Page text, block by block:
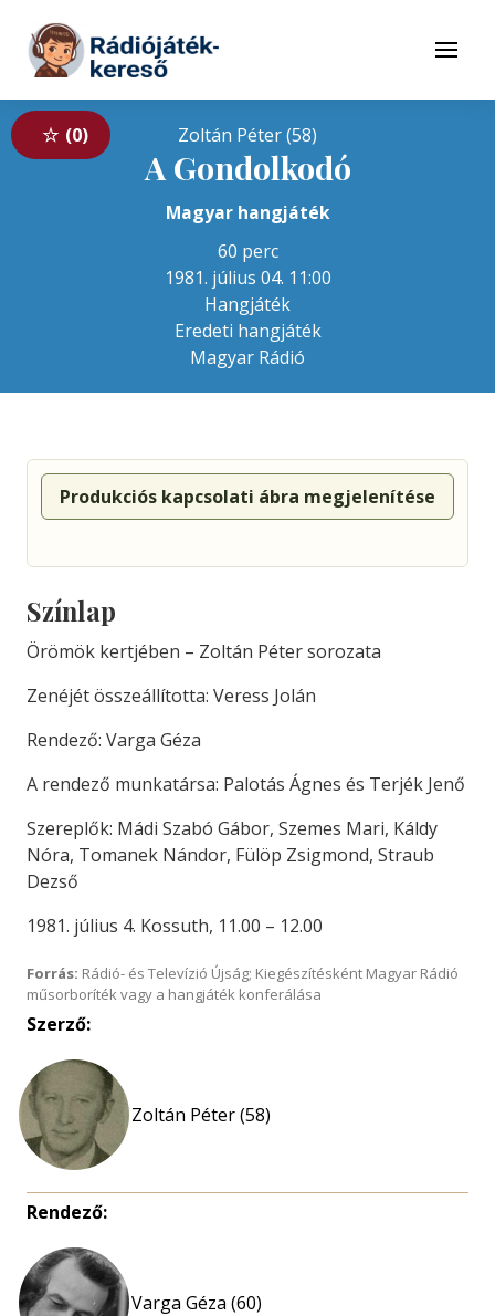
Tovább a tartalomhoz
Menü
0 Zoltán Péter (58)
A Gondolkodó
Magyar hangjáték
60 perc
1981. július 04. 11:00
Hangjáték
Eredeti hangjáték
Magyar Rádió
Produkciós kapcsolati ábra megjelenítése
Színlap
Örömök kertjében – Zoltán Péter sorozata
Zenéjét összeállította: Veress Jolán
Rendező: Varga Géza
A rendező munkatársa: Palotás Ágnes és Terjék Jenő
Szereplők: Mádi Szabó Gábor, Szemes Mari, Káldy
Nóra, Tomanek Nándor, Fülöp Zsigmond, Straub
Dezső
1981. július 4. Kossuth, 11.00 – 12.00
Forrás: Rádió- és Televízió Újság; Kiegészítésként Magyar Rádió
műsorboríték vagy a hangjáték konferálása
Szerző:
Zoltán Péter (58)
Rendező:
Varga Géza (60)